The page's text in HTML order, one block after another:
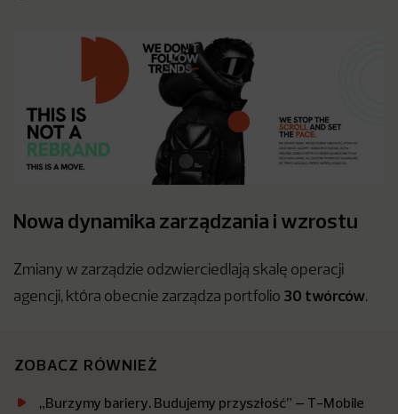
Nowa dynamika zarządzania i wzrostu
Zmiany w zarządzie odzwierciedlają skalę operacji
agencji, która obecnie zarządza portfolio 30 twórców.
ZOBACZ RÓWNIEŻ
„Burzymy bariery. Budujemy przyszłość” – T-Mobile